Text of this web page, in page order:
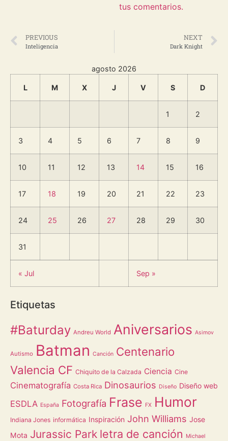
tus comentarios.
PREVIOUS
Inteligencia
NEXT
Dark Knight
agosto 2026
L M X J V S D
1 2
3 4 5 6 7 8 9
10 11 12 13 14 15 16
17 18 19 20 21 22 23
24 25 26 27 28 29 30
31
« Jul Sep »
Etiquetas
#Baturday Andreu World Aniversarios Asimov
Autismo Batman Canción Centenario
Valencia CF Chiquito de la Calzada Ciencia Cine
Cinematografía Costa Rica Dinosaurios Diseño Diseño web
ESDLA España Fotografía Frase FX Humor
Indiana Jones informática Inspiración John Williams Jose
Mota Jurassic Park letra de canción Michael